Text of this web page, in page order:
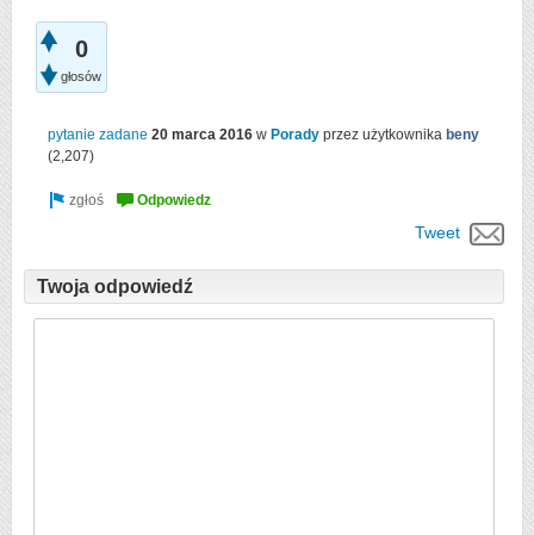
0
głosów
pytanie zadane 20 marca 2016 w Porady przez użytkownika beny
(2,207)
Tweet
Twoja odpowiedź